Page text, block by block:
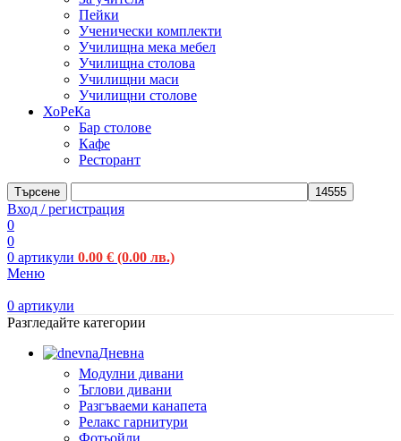
Пейки
Ученически комплекти
Училищна мека мебел
Училищна столова
Училищни маси
Училищни столове
ХоРеКа
Бар столове
Кафе
Ресторант
Търсене
Вход / регистрация
0
0
0 артикули 0.00 € (0.00 лв.)
Меню
0 артикули
Разгледайте категории
Дневна
Модулни дивани
Ъглови дивани
Разгъваеми канапета
Релакс гарнитури
Фотьойли